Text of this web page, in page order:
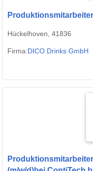
Hückelhoven, 41836
Firma:DICO Drinks GmbH